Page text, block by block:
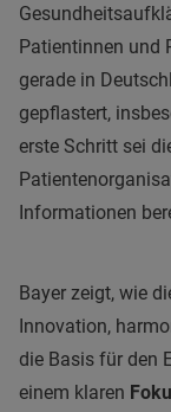
Patientinnen und
gerade in
gepflastert,
erste Schritt sei
Informationen
Bayer zeigt, wie
Innovation,
die Basis für den
einem klaren